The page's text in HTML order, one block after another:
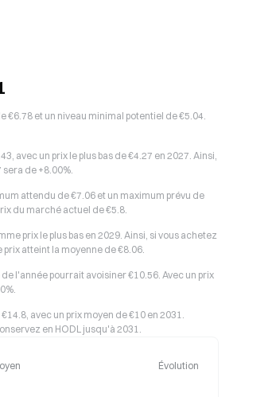
€6.78 et un niveau minimal potentiel de €5.04.
avec un prix le plus bas de €4.27 en 2027. Ainsi,
de +8.00%.
attendu de €7.06 et un maximum prévu de
du marché actuel de €5.8.
prix le plus bas en 2029. Ainsi, si vous achetez
prix atteint la moyenne de €8.06.
l'année pourrait avoisiner €10.56. Avec un prix
avec un prix moyen de €10 en 2031.
en HODL jusqu'à 2031.
Évolution